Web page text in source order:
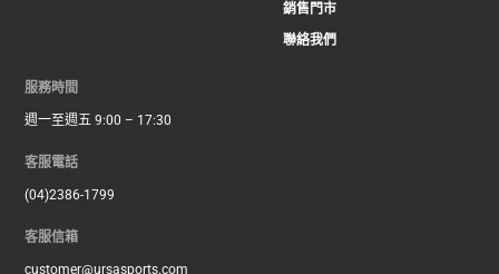
銷售門市
聯絡我們
服務時間
週一至週五 9:00 – 17:30
客服電話
(04)2386-1799
客服信箱
customer@ursasports.com